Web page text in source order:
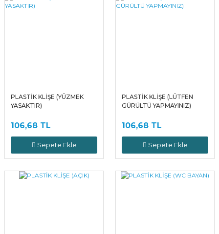
PLASTİK KLİŞE (YÜZMEK
YASAKTIR)
106,68 TL
Sepete Ekle
PLASTİK KLİŞE (LÜTFEN
GÜRÜLTÜ YAPMAYINIZ)
106,68 TL
Sepete Ekle